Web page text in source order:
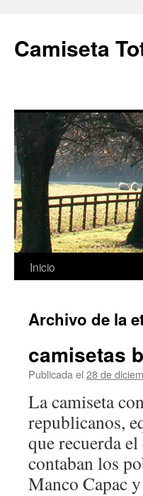
Camiseta
Saltar
contenido
Inicio
Archivo de la
camisetas
Publicada el 28 de
La camiseta
republicanos,
que recuerda
contaban los
Manco Capac